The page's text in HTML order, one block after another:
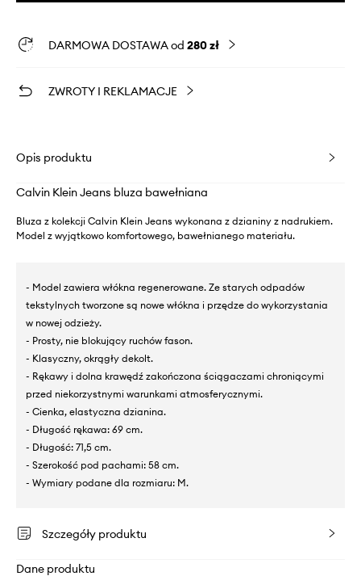
DARMOWA DOSTAWA od 280 zł
ZWROTY I REKLAMACJE
Opis produktu
Calvin Klein Jeans bluza bawełniana
Bluza z kolekcji Calvin Klein Jeans wykonana z dzianiny z nadrukiem.
Model z wyjątkowo komfortowego, bawełnianego materiału.
- Model zawiera włókna regenerowane. Ze starych odpadów
tekstylnych tworzone są nowe włókna i przędze do wykorzystania
w nowej odzieży.
- Prosty, nie blokujący ruchów fason.
- Klasyczny, okrągły dekolt.
- Rękawy i dolna krawędź zakończona ściągaczami chroniącymi
przed niekorzystnymi warunkami atmosferycznymi.
- Cienka, elastyczna dzianina.
- Długość rękawa: 69 cm.
- Długość: 71,5 cm.
- Szerokość pod pachami: 58 cm.
- Wymiary podane dla rozmiaru: M.
Szczegóły produktu
Dane produktu